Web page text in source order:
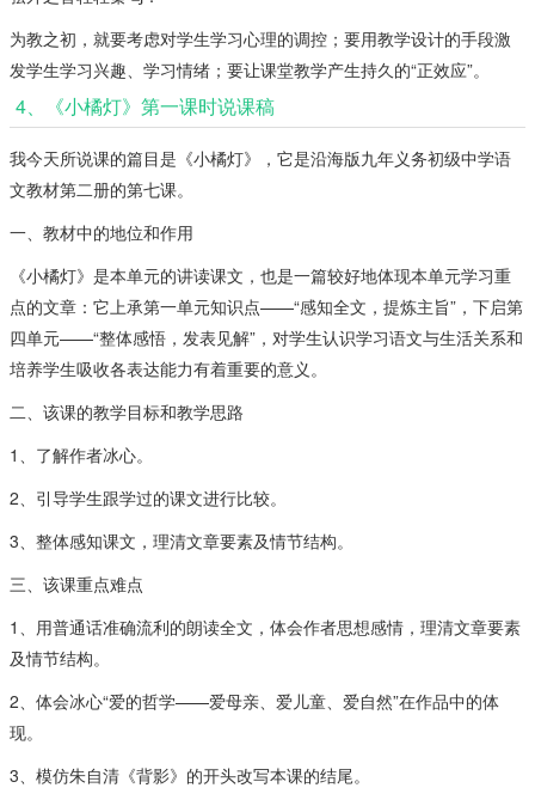
为教之初，就要考虑对学生学习心理的调控；要用教学设计的手段激
发学生学习兴趣、学习情绪；要让课堂教学产生持久的“正效应”。
4、《小橘灯》第一课时说课稿
我今天所说课的篇目是《小橘灯》，它是沿海版九年义务初级中学语
文教材第二册的第七课。
一、教材中的地位和作用
《小橘灯》是本单元的讲读课文，也是一篇较好地体现本单元学习重
点的文章：它上承第一单元知识点——“感知全文，提炼主旨”，下启第
四单元——“整体感悟，发表见解”，对学生认识学习语文与生活关系和
培养学生吸收各表达能力有着重要的意义。
二、该课的教学目标和教学思路
1、了解作者冰心。
2、引导学生跟学过的课文进行比较。
3、整体感知课文，理清文章要素及情节结构。
三、该课重点难点
1、用普通话准确流利的朗读全文，体会作者思想感情，理清文章要素
及情节结构。
2、体会冰心“爱的哲学——爱母亲、爱儿童、爱自然”在作品中的体
现。
3、模仿朱自清《背影》的开头改写本课的结尾。